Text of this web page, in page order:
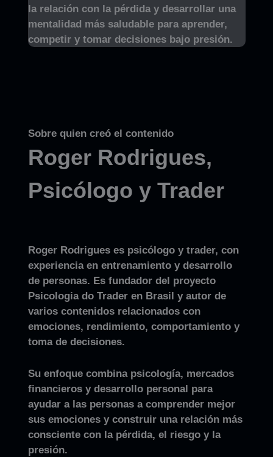
la relación con la pérdida y desarrollar una
mentalidad más saludable para aprender,
competir y tomar decisiones bajo presión.
Sobre quien creó el contenido
Roger Rodrigues,
Psicólogo y Trader
Roger Rodrigues es psicólogo y trader, con
experiencia en entrenamiento y desarrollo
de personas. Es fundador del proyecto
Psicologia do Trader en Brasil y autor de
varios contenidos relacionados con
emociones, rendimiento, comportamiento y
toma de decisiones.
Su enfoque combina psicología, mercados
financieros y desarrollo personal para
ayudar a las personas a comprender mejor
sus emociones y construir una relación más
consciente con la pérdida, el riesgo y la
presión.